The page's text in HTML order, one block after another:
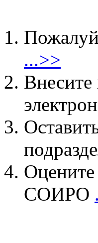
...>>
Оцените
СОИРО